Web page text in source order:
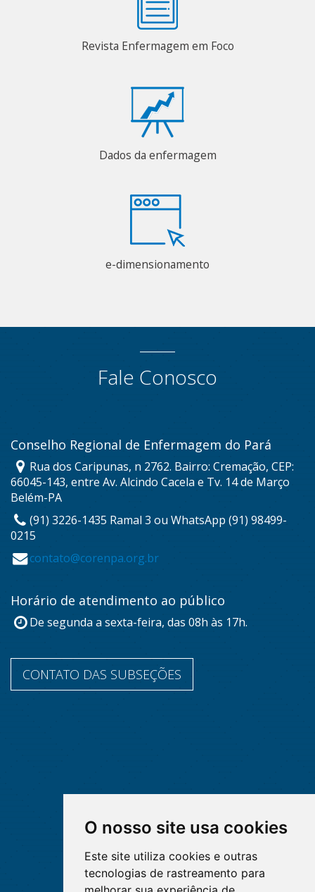
O nosso site usa cookies
Este site utiliza cookies e outras
tecnologias de rastreamento para
Revista Enfermagem em Foco
Dados da enfermagem
e-dimensionamento
Fale Conosco
Conselho Regional de Enfermagem do Pará
Rua dos Caripunas, n 2762. Bairro: Cremação, CEP:
66045-143, entre Av. Alcindo Cacela e Tv. 14 de Março
Belém-PA
(91) 3226-1435 Ramal 3 ou WhatsApp (91) 98499-
0215
contato@corenpa.org.br
Horário de atendimento ao público
De segunda a sexta-feira, das 08h às 17h.
CONTATO DAS SUBSEÇÕES